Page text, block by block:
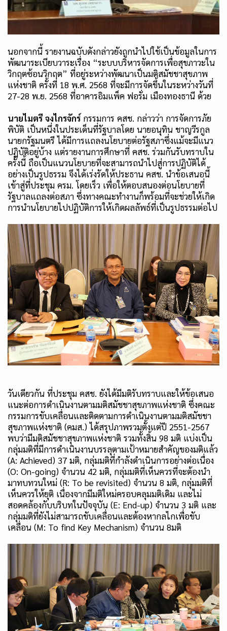
นอกจากนี้ รายงานฉบับดังกล่าวยังถูกนำไปใช้เป็นข้อมูลในการ
พัฒนาระเบียบวาระเรื่อง “ระบบบริหารจัดการเพื่อสุขภาวะใน
วิกฤตซ้อนวิกฤต” ที่อยู่ระหว่างพัฒนาเป็นมติสมัชชาสุขภาพ
แห่งชาติ ครั้งที่ 18 พ.ศ. 2568 ที่จะมีการจัดขึ้นในระหว่างวันที่
27-28 พ.ย. 2568 ที่อาคารอิมแพ็ค ฟอรั่ม เมืองทองธานี ด้วย
นายไมตรี จงไกรจักร์ กรรมการ คสช. กล่าวว่า การจัดการภัย
พิบัติ เป็นหนึ่งในประเด็นที่รัฐบาลโดย นายอนุทิน ชาญวีรกูล
นายกรัฐมนตรี ได้มีการแถลงนโยบายต่อรัฐสภาซึ่งแม้จะมีแนว
ปฏิบัติอยู่บ้าง แต่รายงานการศึกษาที่ คสช. ร่วมกันรับทราบใน
ครั้งนี้ ถือเป็นแนวนโยบายที่จะสามารถนำไปสู่การปฏิบัติได้
อย่างเป็นรูปธรรม จึงได้เร่งรัดให้ประธาน คสช. นำข้อเสนอนี้
เข้าสู่ที่ประชุม ครม. โดยเร็ว เพื่อให้ตอบสนองต่อนโยบายที่
รัฐบาลแถลงต่อสภา ซึ่งทางคณะทำงานก็พร้อมที่จะช่วยให้เกิด
การนำนโยบายไปปฏิบัติการให้เกิดผลลัพธ์ที่เป็นรูปธรรมต่อไป
วันเดียวกัน ที่ประชุม คสช. ยังได้มีมติรับทราบและให้ข้อเสนอ
แนะต่อการดำเนินงานตามมติสมัชชาสุขภาพแห่งชาติ ซึ่งคณะ
กรรมการขับเคลื่อนและติดตามการดำเนินงานตามมติสมัชชา
สุขภาพแห่งชาติ (คมส.) ได้สรุปภาพรวมตั้งแต่ปี 2551-2567
พบว่ามีมติสมัชชาสุขภาพแห่งชาติ รวมทั้งสิ้น 98 มติ แบ่งเป็น
กลุ่มมติที่มีการดำเนินงานบรรลุตามเป้าหมายสำคัญของมติแล้ว
(A: Achieved) 37 มติ, กลุ่มมติที่กำลังดำเนินการอย่างต่อเนื่อง
(O: On-going) จำนวน 42 มติ, กลุ่มมติที่เห็นควรที่จะต้องนำ
มาทบทวนใหม่ (R: To be revisited) จำนวน 8 มติ, กลุ่มมติที่
เห็นควรให้ยุติ เนื่องจากมีมติใหม่ครอบคลุมมติเดิม และไม่
สอดคล้องกับบริบทในปัจจุบัน (E: End-up) จำนวน 3 มติ และ
กลุ่มมติที่ยังไม่สามารถขับเคลื่อนและต้องหากลไกเพื่อขับ
เคลื่อน (M: To find Key Mechanism) จำนวน 8มติ